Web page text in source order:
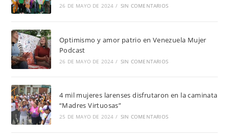
26 DE MAYO DE 2024 / SIN COMENTARIOS
Optimismo y amor patrio en Venezuela Mujer
Podcast
26 DE MAYO DE 2024 / SIN COMENTARIOS
4 mil mujeres larenses disfrutaron en la caminata
“Madres Virtuosas”
25 DE MAYO DE 2024 / SIN COMENTARIOS